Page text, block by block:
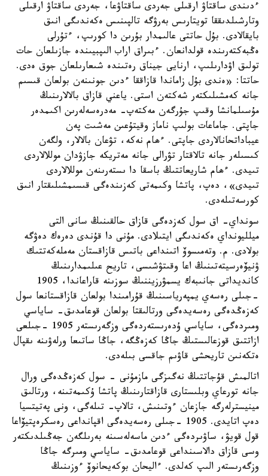
ءدىندى ساقتاۋ ارقىلى جەردى ساقتاۋعا، جەردى ساقتاۋ ارقىلى
وتارشىلدىققا تويتارىس بەرۋگە تالپىنىس ەكەندىگى انىق
بايقالادى. بۇل حاتتى عالىمدار بۇرىن دا كورىپ، ءتۇرلى
ەڭبەكتەرىندە قولدانعان. ءبىراق اراب الىپبيىندە جازىلعان حات
تولىق اۋدارىلىپ، ارنايى جيناق رەتىندە شىعارىلعان جوق ەدى.
حاتتا: «ەندى بۇل زاماندا قازاققا ءدىن جونىنەن بولعان قىسىم
جانە كەمشىلىكتەر شەكتەن استى. ياعني قازاق بالالارىنىڭ
مۇسىلمانشا وقىپ جۇرگەن مەكتەپ- مەدرەسەلەرىن اكىمدەر
جاپتى. جاماعات بولىپ ناماز وقيتۇعىن مەشىت پەن
عيباداتحانالاردى جاپتى. ءھام نەكە، تۋعان بالالار، ولگەن
كىسىلەر جانە تالاقتار تۋرالى جانە مەتريكە جازۋدان موللالاردى
تىيدى. ءھام شاريعاتتىڭ باسقا دا ىستەرىنەن موللالاردى
تىيدى»، دەپ، پاتشا وكىمەتى كەزىندەگى قىسىمشىلىقتار انىق
كورسەتىلەدى.
سونداي- اق سول كەزدەگى قازاق حالقىنىڭ سانى التى
ميلليونداي ەكەندىگى ايتىلادى. مۇنى دا قۇندى دەرەك دەۋگە
بولادى. م. وتەمىسوۆ اتىنداعى باتىس قازاقستان مەملەكەتتىك
ۋنيۆەرسيتەتىنىڭ اعا وقىتۋشىسى، تاريح عىلىمدارىنىڭ
كانديداتى جانىبەك يسمۋرزيننىڭ سوزىنە قاراعاندا، 1905
-جىلى رەسەي يمپەرياسىنىڭ قۇرامىندا بولعان قازاقستانعا سول
كەزەڭدەگى رەسەيدەگى ورتالىقتا بولعان قوعامدىق- ساياسي
ومىردەگى، ساياسي ۇدەرىستەردەگى وزگەرىستەر 1905 -جىلعى
ازاتتىق قوزعالىستىڭ جاڭا كەزەڭگە، جاڭا ساتىعا ورلەۋىنە ىقپال
ەتكەنىن تاريحشى قاۋىم جاقسى بىلەدى.
اتالمىش قۇجاتتىڭ نەگىزگى مازمۇنى - سول كەزەڭدەگى ورال
جانە تورعاي وبلىستارى قازاقتارىنىڭ پاتشا ۇكىمەتىنە، ورتالىق
مينيسترلەرگە جازعان ءوتىنىش، تالاپ- تىلەگى، ونى پەتيتسيا
دەپ اتايدى. 1905 -جىلى رەسەيدەگى اقپانداعى رەسكرەپتيۆاعا
قول قويۋ، ساۋىردەگى ءدىن ماسەلەسىنە بەرىلگەن جەڭىلدىكتەر
وسى قازاق دالاسىنداعى قوعامدىق- ساياسي ومىرگە جاڭا
وزگەرىستەر الىپ كەلدى. ءاليحان بوكەيحانوۆ ءوزىنىڭ